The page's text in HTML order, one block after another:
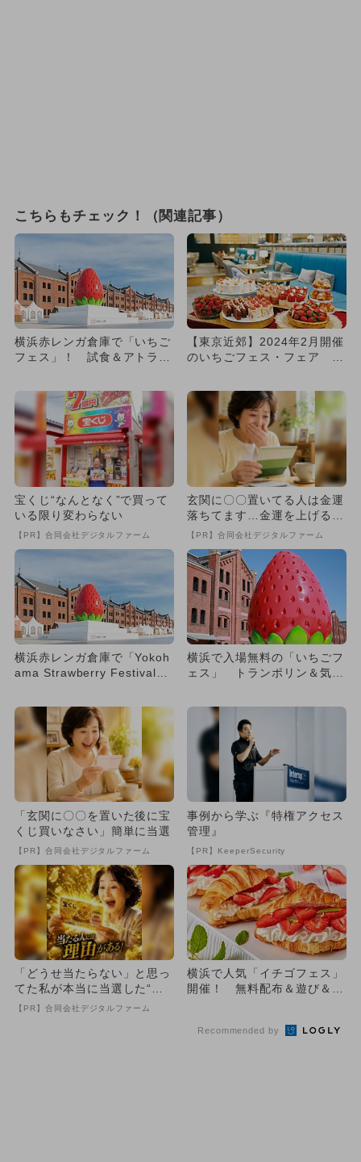
こちらもチェック！（関連記事）
横浜赤レンガ倉庫で「いちご
フェス」！ 試食＆アトラク
【東京近郊】2024年2月開催
のいちごフェス・フェア 大
宝くじ“なんとなく”で買って
いる限り変わらない
【PR】合同会社デジタルファーム
玄関に〇〇置いてる人は金運
落ちてます…金運を上げる方
法とは
【PR】合同会社デジタルファーム
横浜赤レンガ倉庫で「Yokoh
ama Strawberry Festival
横浜で入場無料の「いちごフ
ェス」 トランポリン＆気球
「玄関に〇〇を置いた後に宝
くじ買いなさい」簡単に当選
【PR】合同会社デジタルファーム
事例から学ぶ『特権アクセス
管理』
【PR】KeeperSecurity
「どうせ当たらない」と思っ
てた私が本当に当選した“買
い方”がこれ
【PR】合同会社デジタルファーム
横浜で人気「イチゴフェス」
開催！ 無料配布＆遊び＆食
Recommended by